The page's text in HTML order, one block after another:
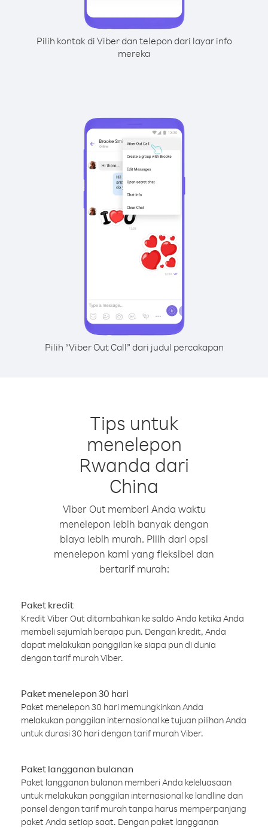
Pilih kontak di Viber dan telepon dari layar info
mereka
Pilih “Viber Out Call” dari judul percakapan
Tips untuk
menelepon
Rwanda dari
China
Viber Out memberi Anda waktu
menelepon lebih banyak dengan
biaya lebih murah. Pilih dari opsi
menelepon kami yang fleksibel dan
bertarif murah:
Paket kredit
Kredit Viber Out ditambahkan ke saldo Anda ketika Anda
membeli sejumlah berapa pun. Dengan kredit, Anda
dapat melakukan panggilan ke siapa pun di dunia
dengan tarif murah Viber.
Paket menelepon 30 hari
Paket menelepon 30 hari memungkinkan Anda
melakukan panggilan internasional ke tujuan pilihan Anda
untuk durasi 30 hari dengan tarif murah Viber.
Paket langganan bulanan
Paket langganan bulanan memberi Anda keleluasaan
untuk melakukan panggilan internasional ke landline dan
ponsel dengan tarif murah tanpa harus memperpanjang
paket Anda setiap saat. Dengan paket langganan